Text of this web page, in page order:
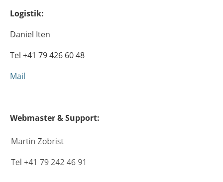
Logistik:
Daniel Iten
Tel +41 79 426 60 48
Mail
Webmaster & Support: